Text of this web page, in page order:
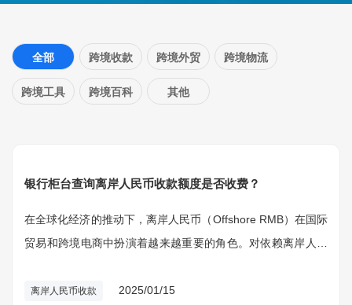
全部 跨境收款 跨境外贸 跨境物流
跨境工具 跨境百科 其他
银行柜台查询离岸人民币收款额度是否收费？
在全球化经济的推动下，离岸人民币（Offshore RMB）在国际
贸易和跨境电商中扮演着越来越重要的角色。对依赖离岸人民
尤其是在需要经过银行柜台查询离岸人民币收款额度时，企业
离岸人民币收款 2025/01/15